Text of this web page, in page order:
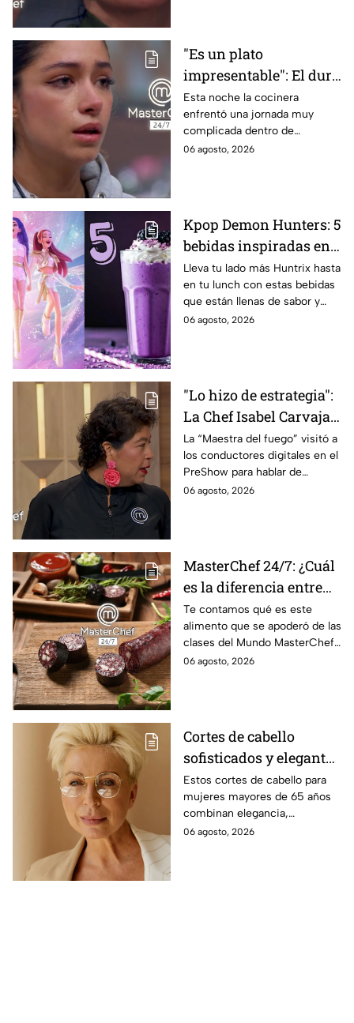
"Es un plato
impresentable": El duro
regaño que hizo llorar a
Michelle dentro de
MasterChef 24/7
Esta noche la cocinera
enfrentó una jornada muy
complicada dentro de
MasterChef 24/7.
06 agosto, 2026
Kpop Demon Hunters: 5
bebidas inspiradas en
las guerreras Huntrix
para llevar a la escuela
este regreso a clases
2026; son saludables y
Lleva tu lado más Huntrix hasta
en tu lunch con estas bebidas
que están llenas de sabor y
frescura.
06 agosto, 2026
"Lo hizo de estrategia":
La Chef Isabel Carvajal
opina sobre la decisión
de Ramahá de subir a
Daniela al balcón de
MasterChef 24/7
La “Maestra del fuego” visitó a
los conductores digitales en el
PreShow para hablar de
algunos de los sucesos más
06 agosto, 2026
MasterChef 24/7: ¿Cuál
es la diferencia entre
morcilla y moronga?
Te contamos qué es este
alimento que se apoderó de las
clases del Mundo MasterChef
24/7.
06 agosto, 2026
Cortes de cabello
sofisticados y elegantes
para mujeres mayores
de 65 años
Estos cortes de cabello para
mujeres mayores de 65 años
combinan elegancia,
comodidad y estilo, con
06 agosto, 2026